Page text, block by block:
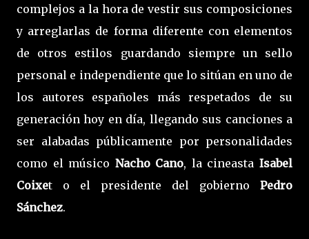
complejos a la hora de vestir sus composiciones
y arreglarlas de forma diferente con elementos
de otros estilos guardando siempre un sello
personal e independiente que lo sitúan en uno de
los autores españoles más respetados de su
generación hoy en día, llegando sus canciones a
ser alabadas públicamente por personalidades
como el músico Nacho Cano, la cineastaIsabel
Coixet o el presidente del gobierno Pedro
Sánchez.